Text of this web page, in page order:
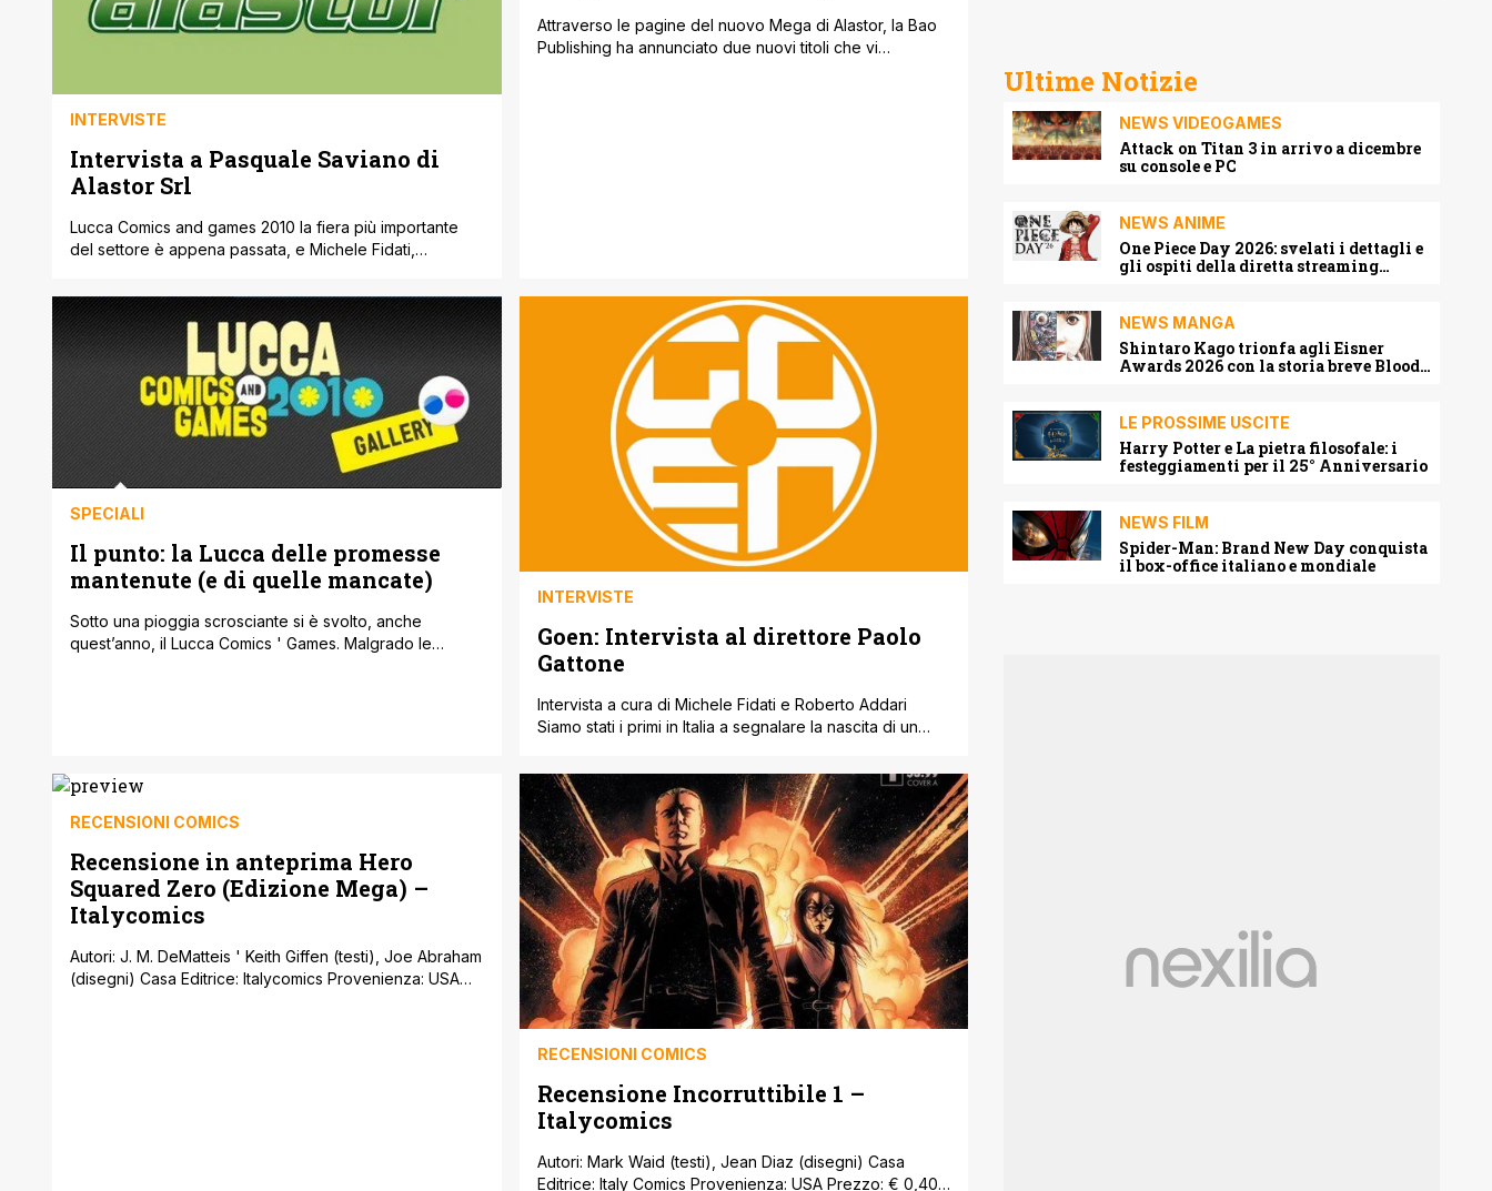
INTERVISTE
Intervista a Pasquale Saviano di
Alastor Srl
Lucca Comics and games 2010 la fiera più importante
del settore è appena passata, e Michele Fidati,
MangaForever, ha intervistato per i propri lettori poco
dopo la fiera Pasquale Saviano di Alastor Srl. Una lunga
chiacchierata, a tratti davvero molto interessante, nella
quale si parla di tutti gli esclusivisti [']
Attraverso le pagine del nuovo Mega di Alastor, la Bao
Publishing ha annunciato due nuovi titoli che vi
SPECIALI
Il punto: la Lucca delle promesse
mantenute (e di quelle mancate)
Sotto una pioggia scrosciante si è svolto, anche
quest’anno, il Lucca Comics ' Games. Malgrado le
INTERVISTE
Goen: Intervista al direttore Paolo
Gattone
Intervista a cura di Michele Fidati e Roberto Addari
Siamo stati i primi in Italia a segnalare la nascita di un
intervistare in anteprima esclusiva il direttore Paolo
Gattone. Una lunga e interessante intervista che vi
consigliamo ovviamente di leggere. MangaForever:
Ciao Paolo e benvenuto [']
RECENSIONI COMICS
Recensione in anteprima Hero
Squared Zero (Edizione Mega) –
Italycomics
Autori: J. M. DeMatteis ' Keith Giffen (testi), Joe Abraham
(disegni) Casa Editrice: Italycomics Provenienza: USA
RECENSIONI COMICS
Recensione Incorruttibile 1 –
Italycomics
Autori: Mark Waid (testi), Jean Diaz (disegni) Casa
Editrice: Italy Comics Provenienza: USA Prezzo: € 0,40
Ultime Notizie
NEWS VIDEOGAMES
Attack on Titan 3 in arrivo a dicembre
su console e PC
NEWS ANIME
One Piece Day 2026: svelati i dettagli e
gli ospiti della diretta streaming
NEWS MANGA
Shintaro Kago trionfa agli Eisner
Awards 2026 con la storia breve Blood
LE PROSSIME USCITE
Harry Potter e La pietra filosofale: i
festeggiamenti per il 25° Anniversario
NEWS FILM
Spider-Man: Brand New Day conquista
il box-office italiano e mondiale